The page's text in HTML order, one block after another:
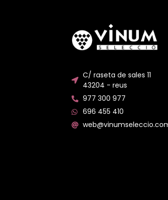
C/ raseta de sales 11
43204 - reus
977 300 977
696 455 410